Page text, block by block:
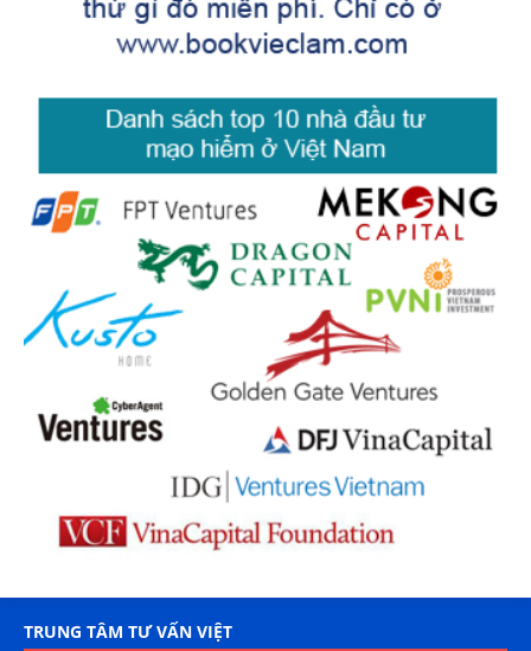
TRUNG TÂM TƯ VẤN VIỆT